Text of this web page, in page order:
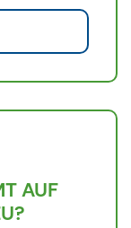
AUF